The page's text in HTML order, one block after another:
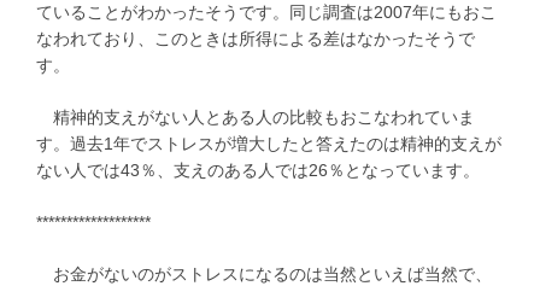
ていることがわかったそうです。同じ調査は2007年にもおこ
なわれており、このときは所得による差はなかったそうで
す。
精神的支えがない人とある人の比較もおこなわれていま
す。過去1年でストレスが増大したと答えたのは精神的支えが
ない人では43％、支えのある人では26％となっています。
*******************
お金がないのがストレスになるのは当然といえば当然で、